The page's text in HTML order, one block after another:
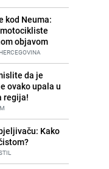
kod Neuma:
objavom
da je
ovako upala u
regija!
Kako